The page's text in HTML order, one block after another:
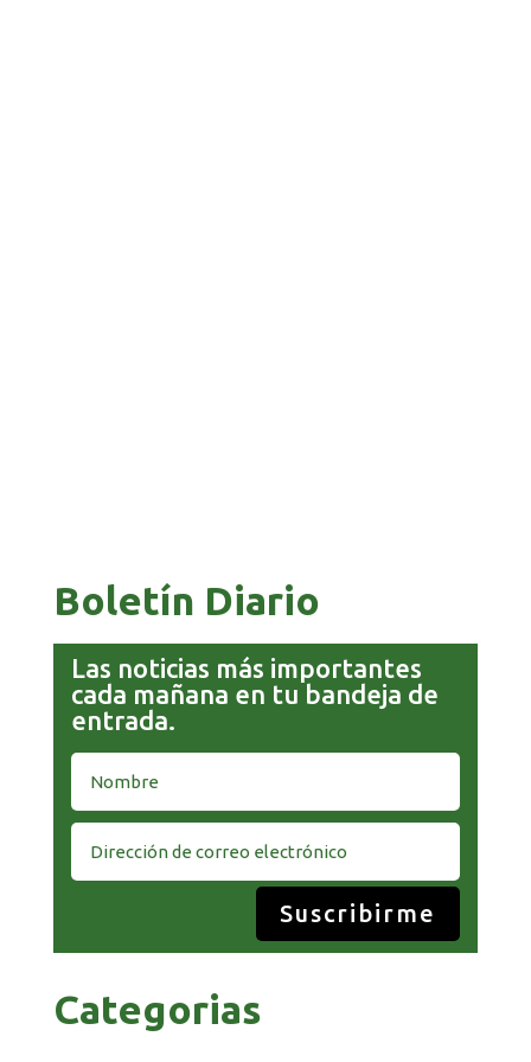
Boletín Diario
Las noticias más importantes
cada mañana en tu bandeja de
entrada.
Suscribirme
Categorias